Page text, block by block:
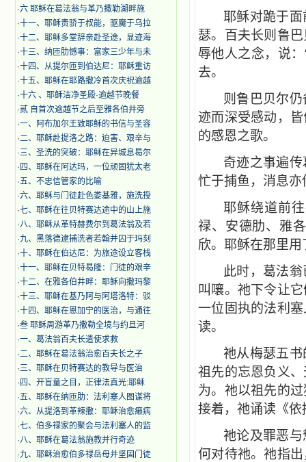
·六 耶稣在葛法翁与革乃撒勒湖畔施
·十一、耶稣责骄于叔能，驱魔于乌拉
·十二、耶稣多堂辞亲赴圣途，显迹海
·十三、纳匝肋憾事：富家三少年与未
·十四、从提尔匝到伯达尼：耶稣重访
·十五、耶稣在耶路撒冷首次庆祝逾越
·十六 、耶稣洁净圣殿·逾越节晚餐
·贰 自首次逾越节之后至雅各伯井旁
·一、阿布加尔王致耶稣的书信与圣容
·二、耶稣赴提洛之路：迫害、艰辛与
·三、圣洗的突破：耶稣在异城息曷尔
· 四、耶稣在阿达玛，一位顽固犹太老
·五、不忠信管家的比喻
·六、耶稣与门徒赴色娄基雅，施洗授
·七、耶稣在往贝特赛达途中的山上施
·八、耶稣从革特赫费尔到葛法翁及若
·九、黑落德逮捕洗者若翰并囚于玛刻
·十、耶稣在伯达尼：为旅途设立客栈
·十一、耶稣在贝特曷隆：门徒的艰辛
·十二、在雅各伯井畔：耶稣向撒玛黎
·十三、耶稣在基乃阿与阿塔洛特：驳
·十四、耶稣在恩加宁的医治，与通往
·叁 耶稣周游革乃撒勒全境与约旦河
·一、葛法翁百夫长遣使求救
·二、耶稣在葛法翁治愈百夫长之子
·三、耶稣在贝特赛达的教导与医治
· 四、开盲童之目，正律法真光:耶稣
·五、耶稣在纳匝肋：法利塞人图谋将
·六、从提洛到革辣撒：耶稣治愈癞病
·七、伯多禄家的聚会与法利塞人的监
·八、耶稣在葛法翁施教并行奇迹
·九、耶稣治愈伯多禄岳母并坚固门徒
耶稣对跪于
瑟。百夫长则鲁
辱他人之念，说
去。
则鲁巴贝尔
迹而深受感动，
的感恩之歌。
奇迹之事遍
忙于捕鱼，消息
耶稣绕道前
禄、安德肋、雅
欣。耶稣在那里
此时，葛法
叫嚷。祂下令让
一位固执的法利
读。
祂从梅瑟五
祖先的忘恩负义
为。祂以祖先的
接着，祂诵读《
祂论及罪恶
何对待祂。祂指